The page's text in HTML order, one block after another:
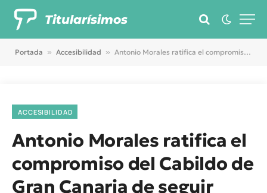
Titularísimos
Portada » Accesibilidad » Antonio Morales ratifica el compromiso del Cabildo de Gran Canaria de seguir avanzando en políticas destinadas a mejorar la salud mental
ACCESIBILIDAD
Antonio Morales ratifica el
compromiso del Cabildo de
Gran Canaria de seguir